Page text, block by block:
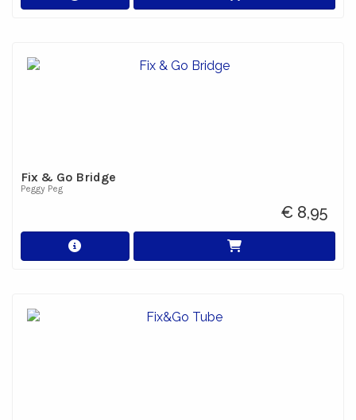
Fix & Go Bridge
Peggy Peg
€ 8,95